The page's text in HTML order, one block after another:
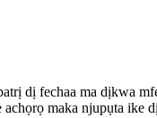
dị fechaa ma dịkwa
maka njupụta